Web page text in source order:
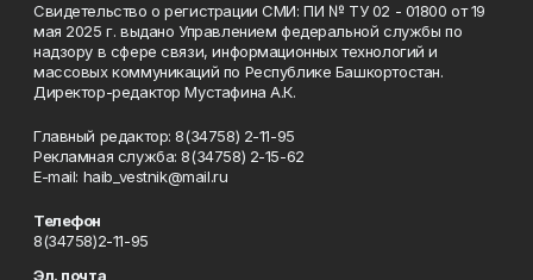
Свидетельство о регистрации СМИ: ПИ № ТУ 02 - 01800 от 19
мая 2025 г. выдано Управлением федеральной службы по
надзору в сфере связи, информационных технологий и
массовых коммуникаций по Республике Башкортостан.
Директор-редактор Мустафина А.К.
Главный редактор: 8(34758) 2-11-95
Рекламная служба: 8(34758) 2-15-62
Е-mаil: haib_vestnik@mail.ru
Телефон
8(34758)2-11-95
Эл. почта